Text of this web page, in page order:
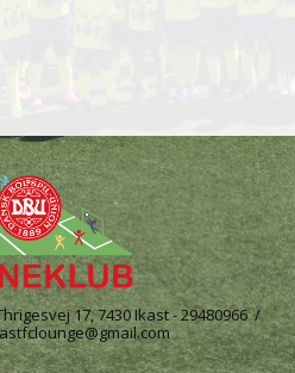
17, 7430 Ikast - 29480966 /